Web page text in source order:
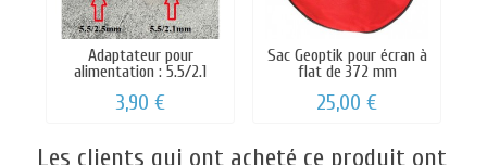
Adaptateur pour
alimentation : 5.5/2.1
3,90 €
Sac Geoptik pour écran à
flat de 372 mm
25,00 €
Les clients qui ont acheté ce produit ont